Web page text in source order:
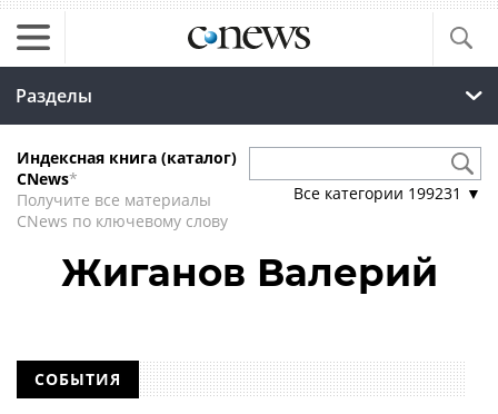
Разделы
Индексная книга (каталог)
CNews*
Получите все материалы
CNews по ключевому слову
Все категории 199231 ▼
Жиганов Валерий
СОБЫТИЯ